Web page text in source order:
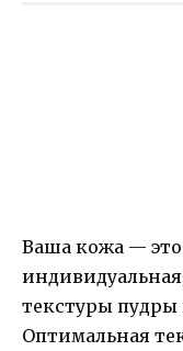
Ваша кожа —
текстуры пудры
Оптимальная